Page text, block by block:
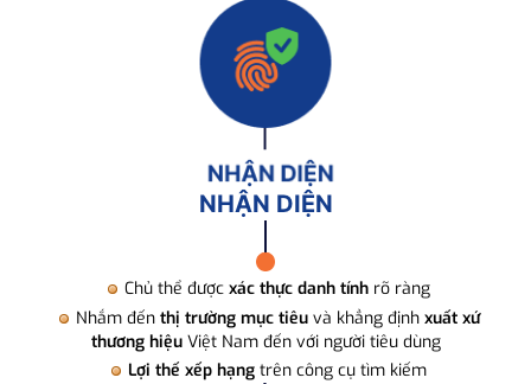
NHẬN DIỆN
Chủ thể được xác thực danh tính rõ ràng
Nhắm đến thị trường mục tiêuvà khẳng định xuất xứ
thương hiệuViệt Nam đến với người tiêu dùng
Lợi thế xếp hạng trên công cụ tìm kiếm